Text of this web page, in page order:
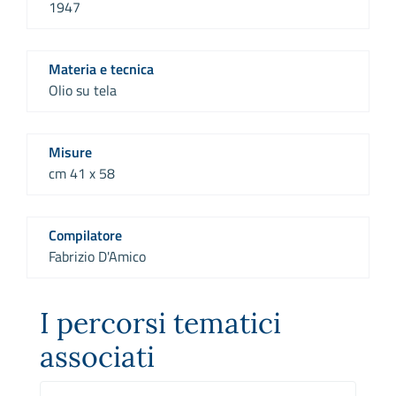
1947
Materia e tecnica
Olio su tela
Misure
cm 41 x 58
Compilatore
Fabrizio D'Amico
I percorsi tematici
associati